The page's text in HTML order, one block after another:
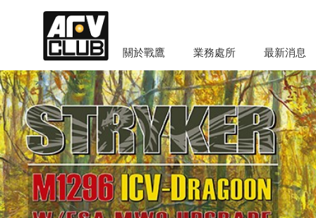
關於戰鷹 業務處所 最新消息